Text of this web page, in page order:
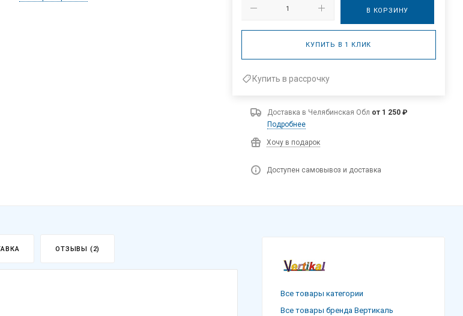
В КОРЗИНУ
КУПИТЬ В 1 КЛИК
Купить в рассрочку
Доставка в Челябинская Обл от 1 250 ₽
Подробнее
Хочу в подарок
Доступен самовывоз и доставка
ОТЗЫВЫ (2)
Все товары категории
Все товары бренда Вертикаль